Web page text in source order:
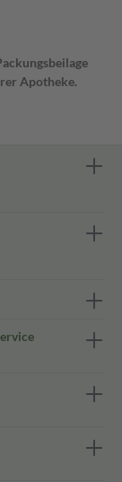
Apotheke.